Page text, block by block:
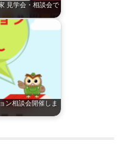
見学会・相談会で
ン相談会開催しま